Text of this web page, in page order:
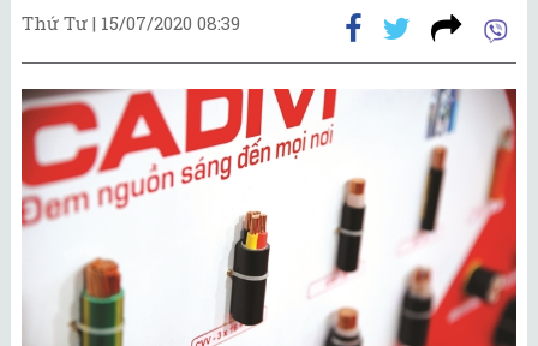
Thứ Tư | 15/07/2020 08:39